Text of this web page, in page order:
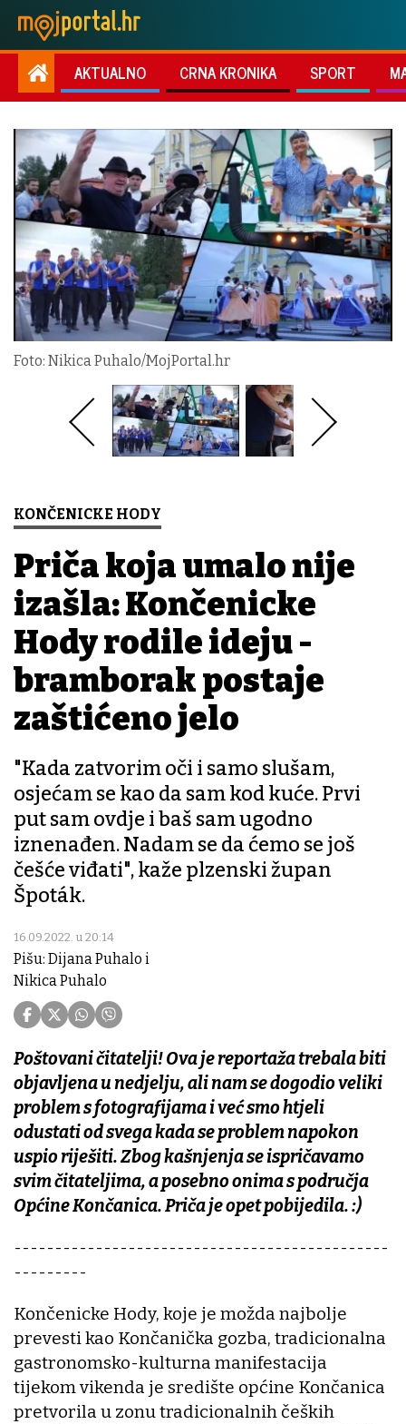
AKTUALNO CRNA KRONIKA SPORT
Foto: Nikica Puhalo/MojPortal.hr
KONČENICKE HODY
Priča koja umalo nije
izašla: Končenicke
Hody rodile ideju -
bramborak postaje
zaštićeno jelo
"Kada zatvorim oči i samo slušam,
osjećam se kao da sam kod kuće. Prvi
put sam ovdje i baš sam ugodno
iznenađen. Nadam se da ćemo se još
češće viđati", kaže plzenski župan
Špoták.
16.09.2022. u 20:14
Pišu: Dijana Puhalo i
Nikica Puhalo
Poštovani čitatelji! Ova je reportaža trebala biti
objavljena u nedjelju, ali nam se dogodio veliki
problem s fotografijama i već smo htjeli
odustati od svega kada se problem napokon
uspio riješiti. Zbog kašnjenja se ispričavamo
svim čitateljima, a posebno onima s područja
Općine Končanica. Priča je opet pobijedila. :)
----------------------------------------------
---------
Končenicke Hody, koje je možda najbolje
prevesti kao Končanička gozba, tradicionalna
gastronomsko-kulturna manifestacija
tijekom vikenda je središte općine Končanica
pretvorila u zonu tradicionalnih čeških